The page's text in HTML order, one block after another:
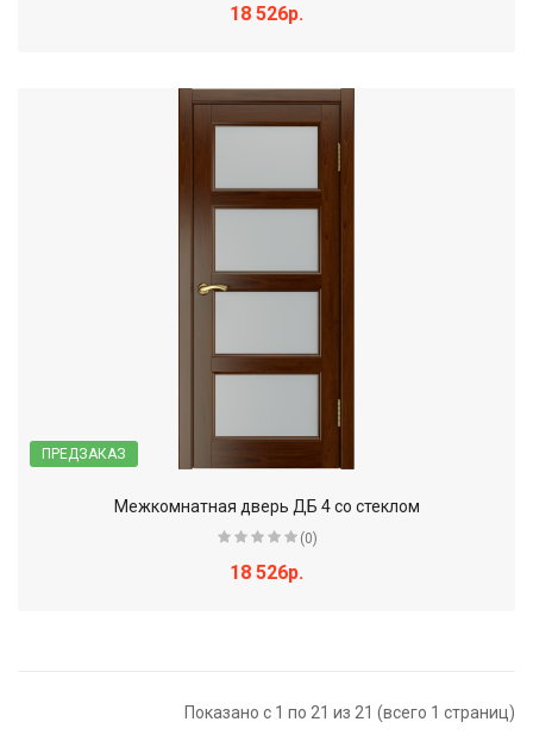
18 526р.
ПРЕДЗАКАЗ
Межкомнатная дверь ДБ 4 со стеклом
(0)
18 526р.
Показано с 1 по 21 из 21 (всего 1 страниц)